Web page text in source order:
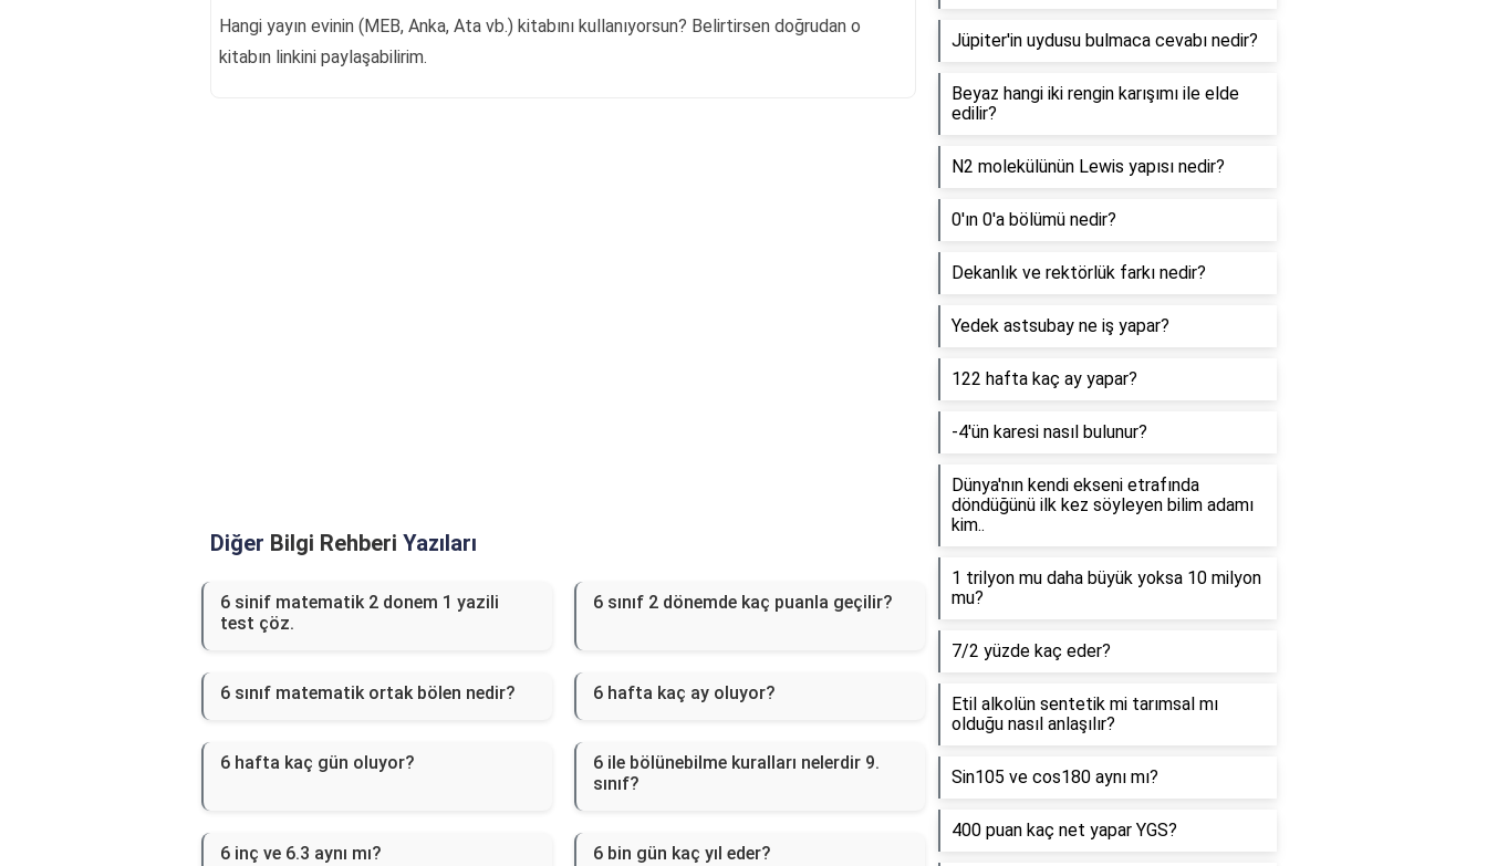
Hangi yayın evinin (MEB, Anka, Ata vb.) kitabını kullanıyorsun? Belirtirsen doğrudan o
kitabın linkini paylaşabilirim.
Diğer Bilgi Rehberi Yazıları
6 sinif matematik 2 donem 1 yazili
test çöz.
6 sınıf 2 dönemde kaç puanla geçilir?
6 sınıf matematik ortak bölen nedir? 6 hafta kaç ay oluyor?
6 hafta kaç gün oluyor?
6 ile bölünebilme kuralları nelerdir 9.
sınıf?
6 inç ve 6.3 aynı mı? 6 bin gün kaç yıl eder?
Jüpiter'in uydusu bulmaca cevabı nedir?
Beyaz hangi iki rengin karışımı ile elde
edilir?
N2 molekülünün Lewis yapısı nedir?
0'ın 0'a bölümü nedir?
Dekanlık ve rektörlük farkı nedir?
Yedek astsubay ne iş yapar?
122 hafta kaç ay yapar?
-4'ün karesi nasıl bulunur?
Dünya'nın kendi ekseni etrafında
döndüğünü ilk kez söyleyen bilim adamı
kim..
1 trilyon mu daha büyük yoksa 10 milyon
mu?
7/2 yüzde kaç eder?
Etil alkolün sentetik mi tarımsal mı
olduğu nasıl anlaşılır?
Sin105 ve cos180 aynı mı?
400 puan kaç net yapar YGS?